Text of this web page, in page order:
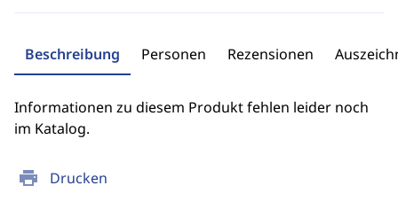
print Drucken
Beschreibung Personen Rezensionen
Informationen zu diesem Produkt fehlen leider noch
im Katalog.